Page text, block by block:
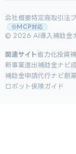
会社概要特定商取引法
MCP対応
© 2026 AI導入補助金
関連サイト省力化投資
新事業進出補助金ナビ
補助金申請代行ナビ創
ロボット保険ガイド